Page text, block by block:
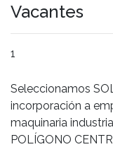
Vacantes
1
Seleccionamos
incorporación a
maquinaria
POLÍGONO